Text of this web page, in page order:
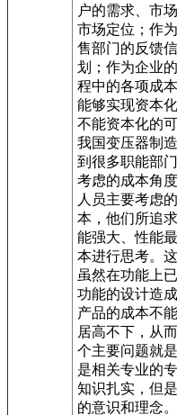
户的需求、市
市场定位；作
售部门的反馈
划；作为企业
程中的各项成
能够实现资本
不能资本化的
我国变压器制
到很多职能部
考虑的成本角
人员主要考虑
本，他们所追
能强大、性能
本进行思考。
虽然在功能上
功能的设计造
产品的成本不
居高不下，从
个主要问题就
是相关专业的
知识扎实，但
的意识和理念。